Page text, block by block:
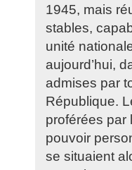
1945, mais
stables,
unité
aujourd’hui,
admises par
République.
proférées par
pouvoir
se situaient